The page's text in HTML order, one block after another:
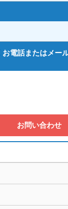
お電話またはメー
お問い合わせ